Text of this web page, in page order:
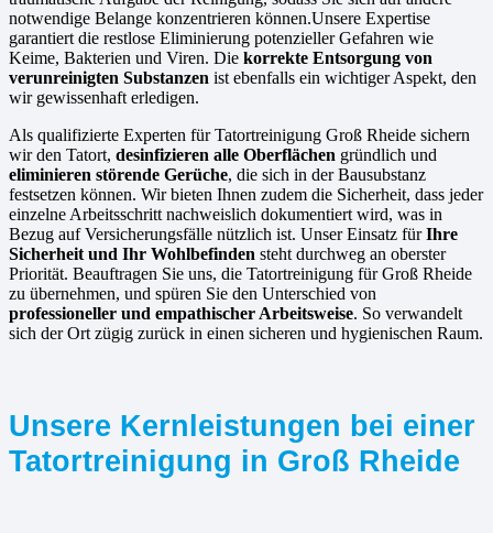
notwendige Belange konzentrieren können.Unsere Expertise
garantiert die restlose Eliminierung potenzieller Gefahren wie
Keime, Bakterien und Viren. Die korrekte Entsorgung von
verunreinigten Substanzen ist ebenfalls ein wichtiger Aspekt, den
wir gewissenhaft erledigen.
Als qualifizierte Experten für Tatortreinigung Groß Rheide sichern
wir den Tatort, desinfizieren alle Oberflächen gründlich und
eliminieren störende Gerüche, die sich in der Bausubstanz
festsetzen können. Wir bieten Ihnen zudem die Sicherheit, dass jeder
einzelne Arbeitsschritt nachweislich dokumentiert wird, was in
Bezug auf Versicherungsfälle nützlich ist. Unser Einsatz fürIhre
Sicherheit und Ihr Wohlbefinden steht durchweg an oberster
Priorität. Beauftragen Sie uns, die Tatortreinigung für Groß Rheide
zu übernehmen, und spüren Sie den Unterschied von
professioneller und empathischer Arbeitsweise. So verwandelt
sich der Ort zügig zurück in einen sicheren und hygienischen Raum.
Unsere Kernleistungen bei einer
Tatortreinigung in Groß Rheide